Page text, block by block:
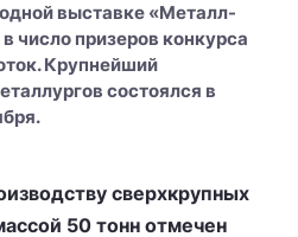
выставке «Металл-
число призеров конкурса
Крупнейший
состоялся в
сверхкрупных
50 тонн отмечен